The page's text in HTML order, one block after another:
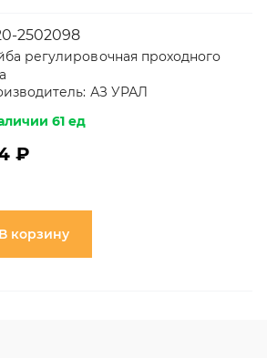
2502098
регулировочная проходного
АЗ УРАЛ
61 ед
₽
В корзину